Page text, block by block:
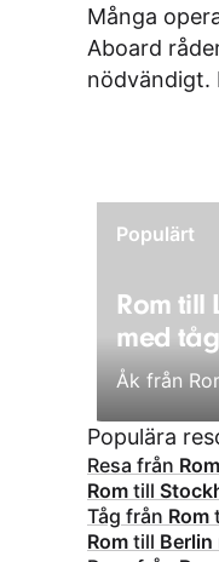
Många
Aboard
nödvändigt.
Populärt
Rom till
med tåg
Åk från
Populära
Resa från Rom
Rom till
Tåg från Rom
Rom till Berlin